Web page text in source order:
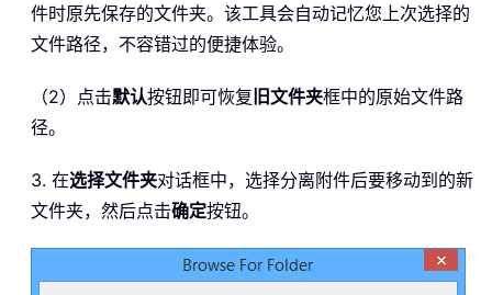
件时原先保存的文件夹。该工具会自动记忆您上次选择的
文件路径，不容错过的便捷体验。
（2）点击默认按钮即可恢复 旧文件夹框中的原始文件路
径。
3. 在选择文件夹对话框中，选择分离附件后要移动到的新
文件夹，然后点击确定按钮。